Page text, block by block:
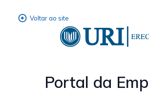
Portal da